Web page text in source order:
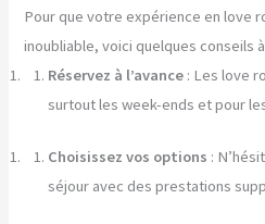
Pour que votre expérience en love
inoubliable, voici quelques conseils
Réservez à l’avance : Les love
surtout les week-ends et pour
Choisissez vos options :
séjour avec des prestations